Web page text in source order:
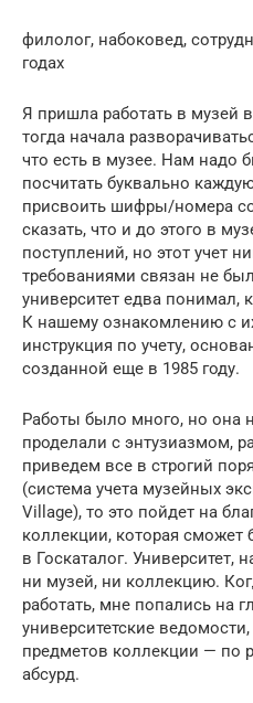
филолог, набоковед,
годах
Я пришла работать в музей
тогда начала
что есть в музее. Нам надо
посчитать буквально
присвоить шифры/номера
сказать, что и до этого в
поступлений, но этот учет
требованиями связан не
университет едва понимал,
К нашему ознакомлению с
инструкция по учету,
созданной еще в 1985 году.
Работы было много, но она
проделали с энтузиазмом,
приведем все в строгий
(система учета музейных
Village), то это пойдет на
коллекции, которая сможет
в Госкаталог. Университет,
ни музей, ни коллекцию.
работать, мне попались на
университетские
предметов коллекции — по
абсурд.